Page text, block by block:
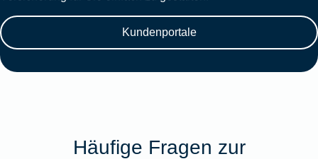
Kundenportale
Häufige Fragen zur